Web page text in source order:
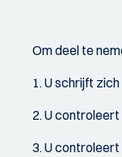
Om deel te
1. U schrijft
2. U
3. U